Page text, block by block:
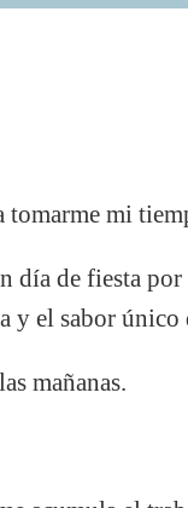
tomarme mi
día de fiesta
y el sabor único
mañanas.